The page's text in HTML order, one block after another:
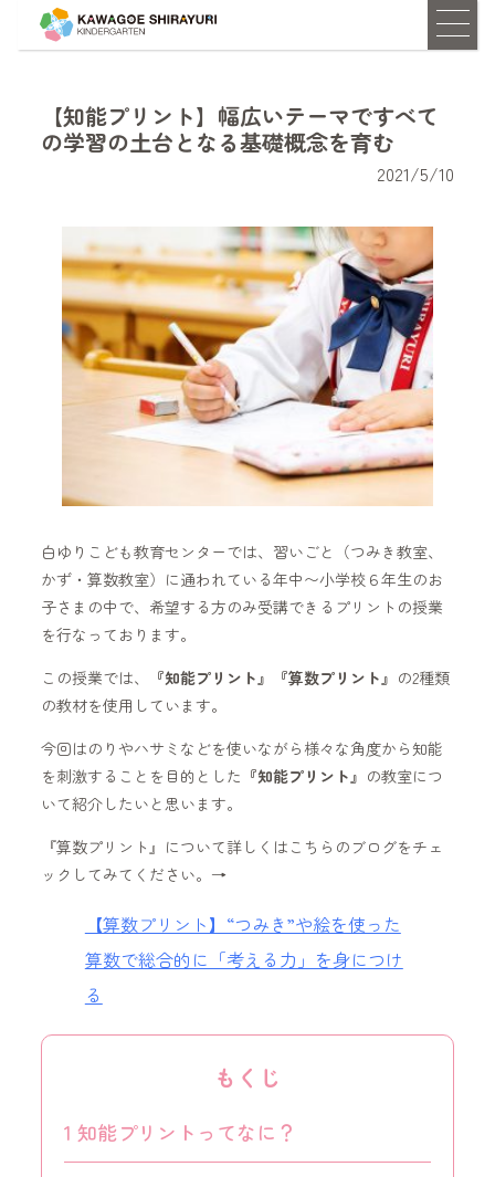
【知能プリント】幅広いテーマですべて
の学習の土台となる基礎概念を育む
2021/5/10
白ゆりこども教育センターでは、習いごと（つみき教室、
かず・算数教室）に通われている年中〜小学校６年生のお
子さまの中で、希望する方のみ受講できるプリントの授業
を行なっております。
この授業では、
『知能プリント』『算数プリント』 の2種類
の教材を使用しています。
今回はのりやハサミなどを使いながら様々な角度から知能
を刺激することを目的とした 『知能プリント』 の教室につ
いて紹介したいと思います。
『算数プリント』について詳しくはこちらのブログをチェ
ックしてみてください。→
【算数プリント】“つみき”や絵を使った
算数で総合的に「考える力」を身につけ
る
もくじ
1 知能プリントってなに？